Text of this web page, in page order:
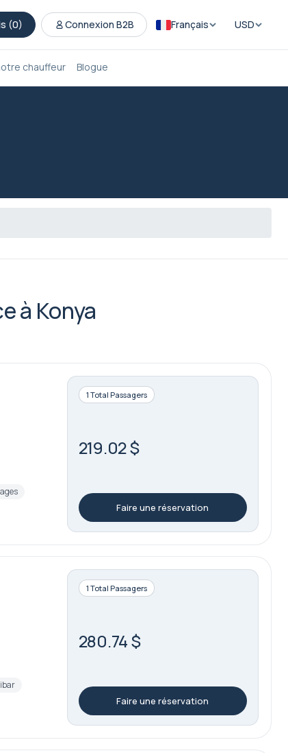
(0) Connexion B2B Français USD
chauffeur Blogue
à Konya
1 Total Passagers
219.02 $
Faire une réservation
1 Total Passagers
280.74 $
Faire une réservation